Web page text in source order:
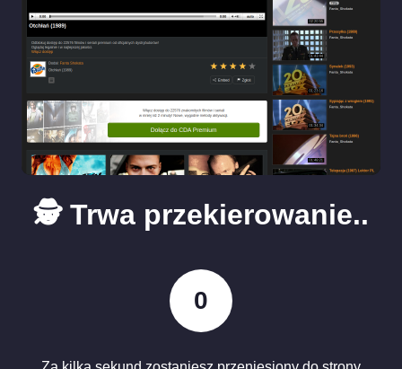
🕵️ Trwa przekierowanie..
0